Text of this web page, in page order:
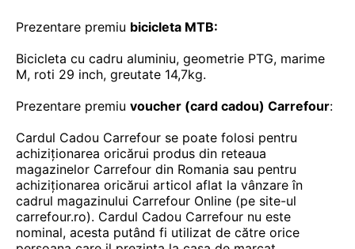
Prezentare premiu bicicleta MTB:
Bicicleta cu cadru aluminiu, geometrie PTG, marime
M, roti 29 inch, greutate 14,7kg.
Prezentare premiu voucher (card cadou) Carrefour:
Cardul Cadou Carrefour se poate folosi pentru
achiziționarea oricărui produs din reteaua
magazinelor Carrefour din Romania sau pentru
achiziționarea oricărui articol aflat la vânzare în
cadrul magazinului Carrefour Online (pe site-ul
carrefour.ro). Cardul Cadou Carrefour nu este
nominal, acesta putând fi utilizat de către orice